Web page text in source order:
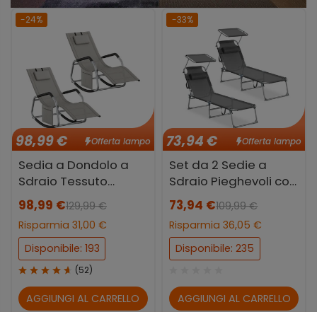
-24%
98,99 € Offerta lampo
Sedia a Dondolo a
Sdraio Tessuto
Respirante Tasca
Portaoggetti
98,99 €129,99 €
Risparmia 31,00 €
Disponibile: 193
(52)
AGGIUNGI AL CARRELLO
-33%
73,94 € Offerta lampo
Set da 2 Sedie a
Sdraio Pieghevoli con
Schienale Regolabile
73,94 €109,99 €
Risparmia 36,05 €
Disponibile: 235
AGGIUNGI AL CARRELLO